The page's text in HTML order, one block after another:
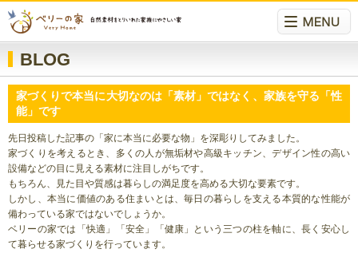
BLOG
家づくりで本当に大切なのは「素材」ではなく、家族を守る「性
能」です
先日投稿した記事の「家に本当に必要な物」を深彫りしてみました。
家づくりを考えるとき、多くの人が無垢材や高級キッチン、デザイン性の高い
設備などの目に見える素材に注目しがちです。
もちろん、見た目や質感は暮らしの満足度を高める大切な要素です。
しかし、本当に価値のある住まいとは、毎日の暮らしを支える本質的な性能が
備わっている家ではないでしょうか。
ベリーの家では「快適」「安全」「健康」という三つの柱を軸に、長く安心し
て暮らせる家づくりを行っています。